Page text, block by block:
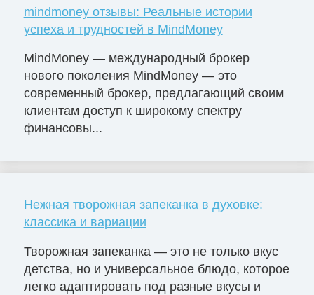
mindmoney отзывы: Реальные истории
успеха и трудностей в MindMoney
MindMoney — международный брокер
нового поколения MindMoney — это
современный брокер, предлагающий своим
клиентам доступ к широкому спектру
финансовы...
Нежная творожная запеканка в духовке:
классика и вариации
Творожная запеканка — это не только вкус
детства, но и универсальное блюдо, которое
легко адаптировать под разные вкусы и